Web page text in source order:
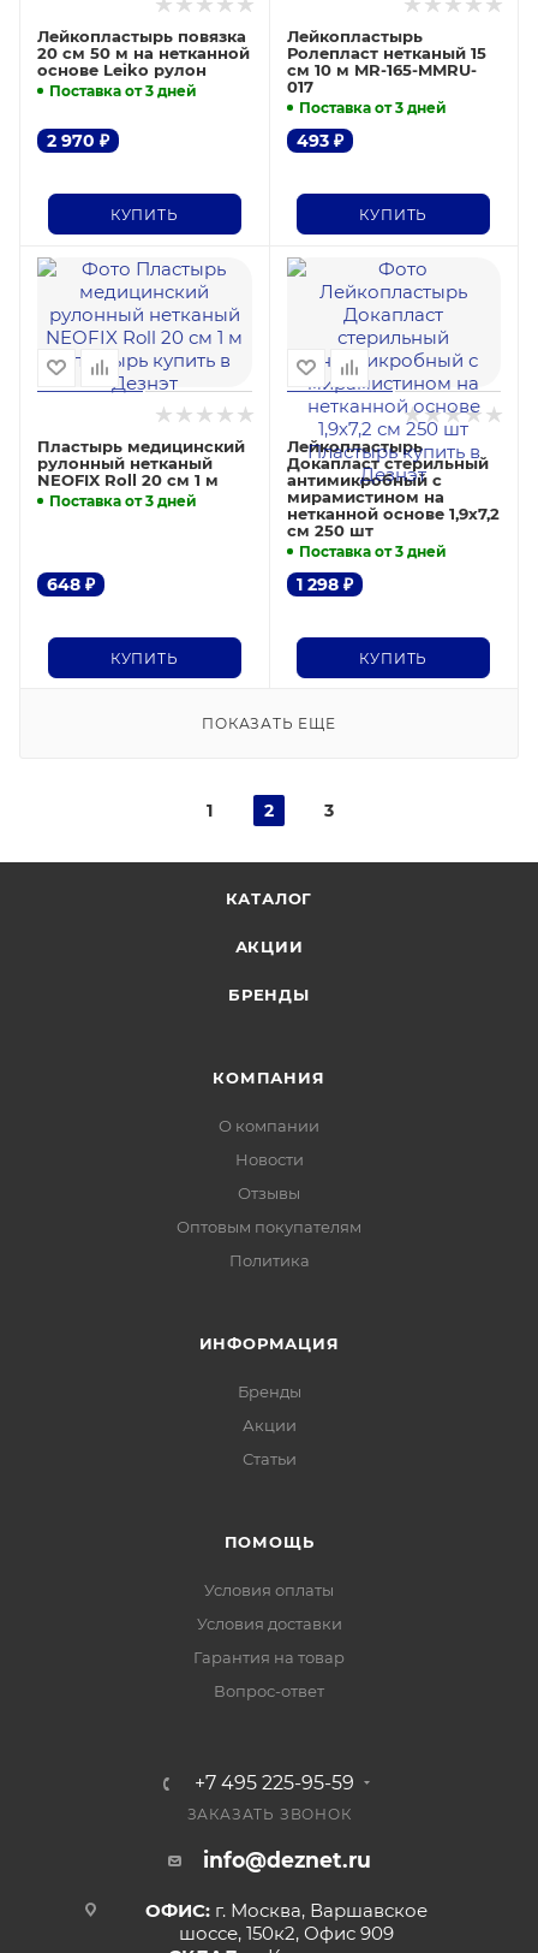
Лейкопластырь повязка
20 см 50 м на нетканной
основе Leiko рулон
Поставка от 3 дней
2 970 ₽
КУПИТЬ
Лейкопластырь
Ролепласт нетканый 15
см 10 м MR-165-MMRU-
017
Поставка от 3 дней
493₽
КУПИТЬ
Пластырь медицинский
рулонный нетканый
NEOFIX Roll 20 см 1 м
Поставка от 3 дней
648 ₽
КУПИТЬ
Лейкопластырь
Докапласт стерильный
антимикробный с
мирамистином на
нетканной основе 1,9х7,2
см 250 шт
Поставка от 3 дней
1 298₽
КУПИТЬ
ПОКАЗАТЬ ЕЩЕ
1 2 3
КАТАЛОГ
АКЦИИ
БРЕНДЫ
КОМПАНИЯ
О компании
Новости
Отзывы
Оптовым покупателям
Политика
ИНФОРМАЦИЯ
Бренды
Акции
Статьи
ПОМОЩЬ
Условия оплаты
Условия доставки
Гарантия на товар
Вопрос-ответ
+7 495 225-95-59
ЗАКАЗАТЬ ЗВОНОК
info@deznet.ru
ОФИС: г. Москва, Варшавское
шоссе, 150к2, Офис 909